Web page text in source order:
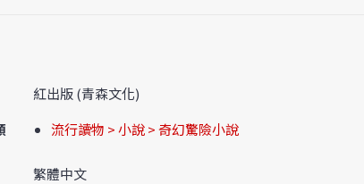
紅出版 (青森文化)
流行讀物 > 小說 > 奇幻驚險小說
繁體中文